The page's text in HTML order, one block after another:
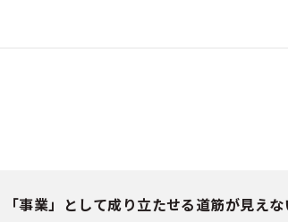
事業」として成り立たせる道筋が見えな